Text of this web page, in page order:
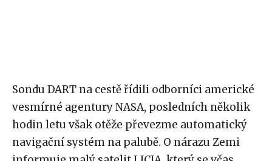
Sondu DART na cestě řídili odborníci americké
vesmírné agentury NASA, posledních několik
hodin letu však otěže převezme automatický
navigační systém na palubě. O nárazu Zemi